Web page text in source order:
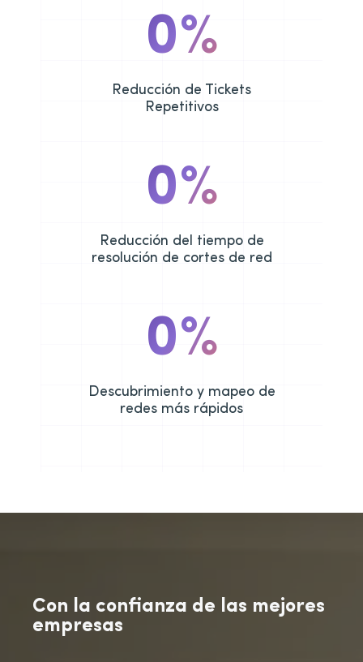
0%
Reducción de Tickets
Repetitivos
0%
Reducción del tiempo de
resolución de cortes de red
0%
Descubrimiento y mapeo de
redes más rápidos
Con la confianza de las mejores
empresas